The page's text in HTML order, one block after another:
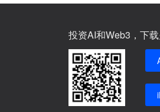
投资AI和Web3，下